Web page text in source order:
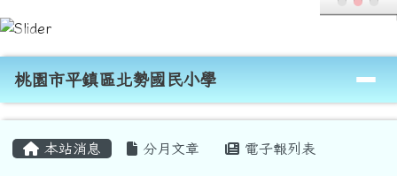
跳至主內容區
桃園市平鎮區北勢國民小學
導覽列
桃園市平鎮區北勢國民小學
本站消息 分月文章 電子報列表